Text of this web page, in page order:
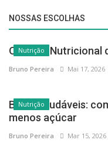
NOSSAS ESCOLHAS
Nutrição
O Poder Nutricional
Bruno Pereira Mai 17, 2026
Nutrição
Bolos saudáveis:
menos açúcar
Bruno Pereira Mar 15, 2026